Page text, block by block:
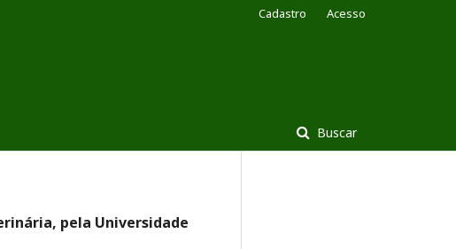
Buscar
Cadastro Acesso
pela Universidade